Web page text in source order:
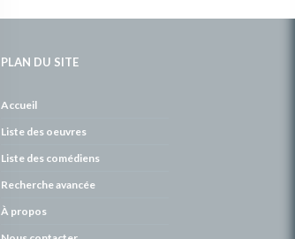
PLAN DU SITE
Accueil
Liste des oeuvres
Liste des comédiens
Recherche avancée
À propos